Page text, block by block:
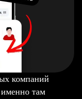
компаний
именно там